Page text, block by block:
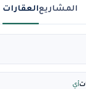
المشاريعالعقارات
أي